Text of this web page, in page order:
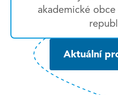
akademické
Aktuální